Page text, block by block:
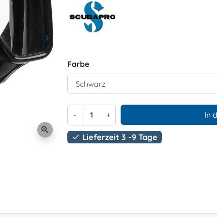
Weiter
keyboard_arrow_right
zoom_in
Farbe
- + In
 Lieferzeit 3 -9 Tage